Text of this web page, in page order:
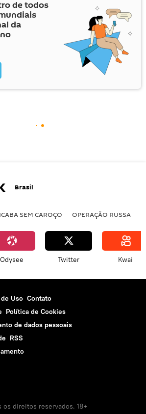
de todos
da
Brasil
SEM CAROÇO OPERAÇÃO RUSSA
Odysee Twitter Kwai
Uso Contato
Política de Cookies
de dados pessoais
RSS
direitos reservados. 18+